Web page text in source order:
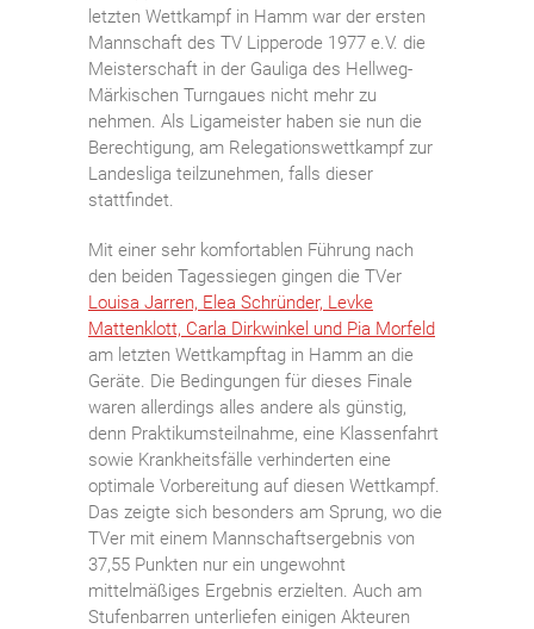
letzten Wettkampf in Hamm war der ersten
Mannschaft des TV Lipperode 1977 e.V. die
Meisterschaft in der Gauliga des Hellweg-
Märkischen Turngaues nicht mehr zu
nehmen. Als Ligameister haben sie nun die
Berechtigung, am Relegationswettkampf zur
Landesliga teilzunehmen, falls dieser
stattfindet.
Mit einer sehr komfortablen Führung nach
den beiden Tagessiegen gingen die TVer
Louisa Jarren, Elea Schründer, Levke
Mattenklott, Carla Dirkwinkel und Pia Morfeld
am letzten Wettkampftag in Hamm an die
Geräte. Die Bedingungen für dieses Finale
waren allerdings alles andere als günstig,
denn Praktikumsteilnahme, eine Klassenfahrt
sowie Krankheitsfälle verhinderten eine
optimale Vorbereitung auf diesen Wettkampf.
Das zeigte sich besonders am Sprung, wo die
TVer mit einem Mannschaftsergebnis von
37,55 Punkten nur ein ungewohnt
mittelmäßiges Ergebnis erzielten. Auch am
Stufenbarren unterliefen einigen Akteuren